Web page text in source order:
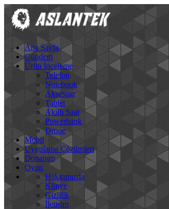
Ana Sayfa
Gündem
Ürün İnceleme
Telefon
Notebook
Aksesuar
Tablet
Akıllı Saat
Powerbank
Drone
Mobil
Uygulama Çözümleri
Donanım
Oyun
Hakkımızda
Künye
Gizlilik
İletişim